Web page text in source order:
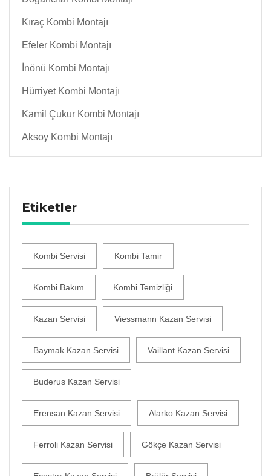
Kıraç Kombi Montajı
Efeler Kombi Montajı
İnönü Kombi Montajı
Hürriyet Kombi Montajı
Kamil Çukur Kombi Montajı
Aksoy Kombi Montajı
Etiketler
Kombi Servisi Kombi Tamir
Kombi Bakım Kombi Temizliği
Kazan Servisi Viessmann Kazan Servisi
Baymak Kazan Servisi Vaillant Kazan Servisi
Buderus Kazan Servisi
Erensan Kazan Servisi Alarko Kazan Servisi
Ferroli Kazan Servisi Gökçe Kazan Servisi